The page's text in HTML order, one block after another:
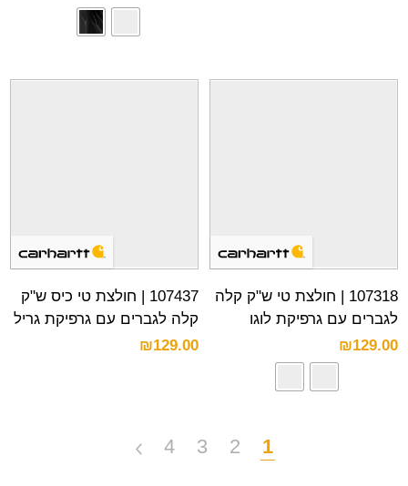
107318 | חולצת טי ש"ק קלה
לגברים עם גרפיקת לוגו
₪129.00
107437 | חולצת טי כיס ש"ק
קלה לגברים עם גרפיקת גריל
₪129.00
1
2
3
4